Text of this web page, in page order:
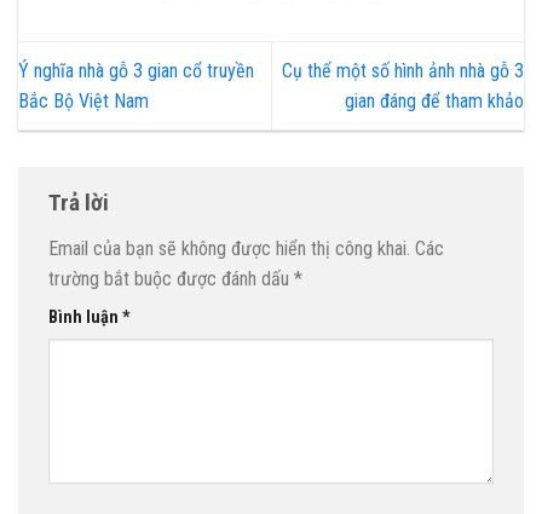
Ý nghĩa nhà gỗ 3 gian cổ truyền
Bắc Bộ Việt Nam
Cụ thể một số hình ảnh nhà gỗ 3
gian đáng để tham khảo
Trả lời
Email của bạn sẽ không được hiển thị công khai. Các
trường bắt buộc được đánh dấu *
Bình luận *